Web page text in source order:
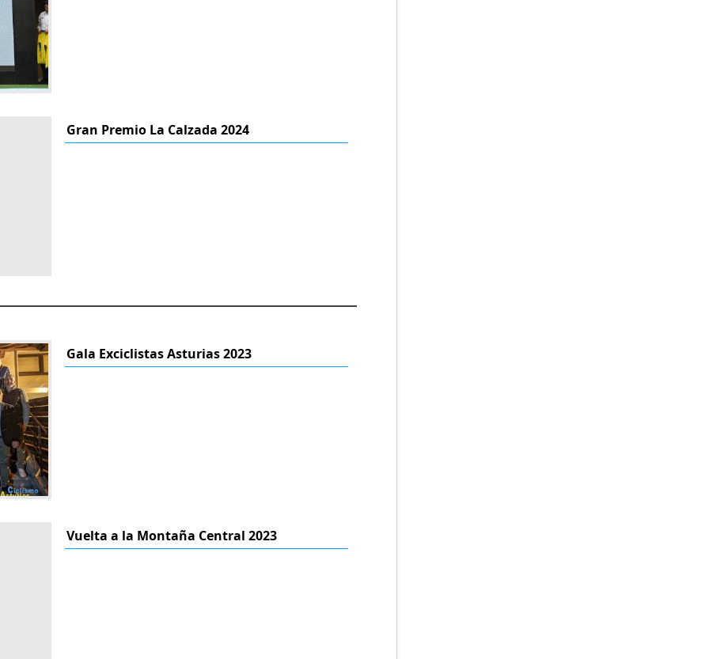
Gran Premio La Calzada 2024
Gala Exciclistas Asturias 2023
Vuelta a la Montaña Central 2023